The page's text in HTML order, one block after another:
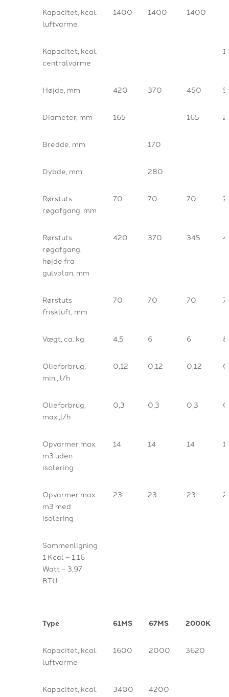
Kapacitet, kcal.
luftvarme
1400 1400 1400
Kapacitet, kcal.
centralvarme
Højde, mm 420 370 450
Diameter, mm 165 165
Bredde, mm 170
Dybde, mm 280
Rørstuts
røgafgang, mm
70 70 70
Rørstuts
røgafgang,
højde fra
gulvplan, mm
420 370 345
Rørstuts
friskluft, mm
70 70 70
Vægt, ca. kg 4,5 6 6 8
Olieforbrug,
min., l/h
0,12 0,12 0,12
Olieforbrug,
max.,l/h
0,3 0,3 0,3
Opvarmer max.
m3 uden
isolering
14 14 14
Opvarmer max.
m3 med
isolering
23 23 23
Sammenligning
1 Kcal – 1,16
Watt – 3,97
BTU
Type 61MS 67MS 2000K
Kapacitet, kcal.
luftvarme
1600 2000 3620
Kapacitet, kcal.
3400 4200